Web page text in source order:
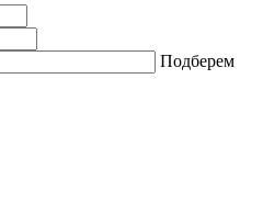
Подберем